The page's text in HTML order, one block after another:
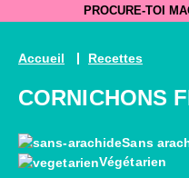
PROCURE-TOI
Accueil Recettes
CORNICHONS
Sans
Végétarien